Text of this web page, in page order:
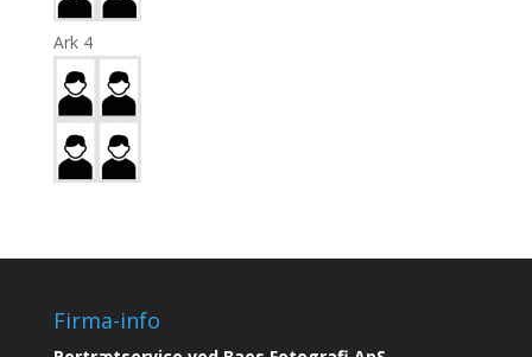
Ark 4
Firma-info